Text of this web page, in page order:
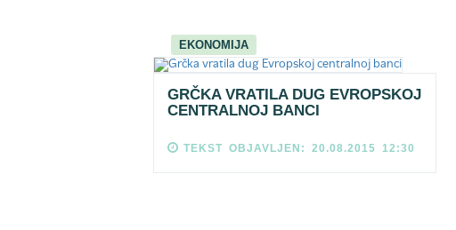
EKONOMIJA
GRČKA VRATILA DUG EVROPSKOJ
CENTRALNOJ BANCI
TEKST OBJAVLJEN: 20.08.2015 12:30